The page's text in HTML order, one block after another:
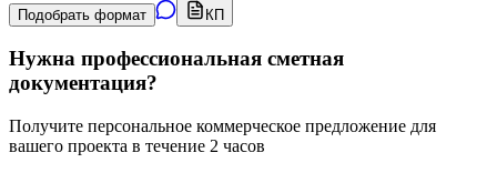
Подобрать формат КП
Нужна профессиональная сметная
документация?
Получите персональное коммерческое предложение для
вашего проекта в течение 2 часов